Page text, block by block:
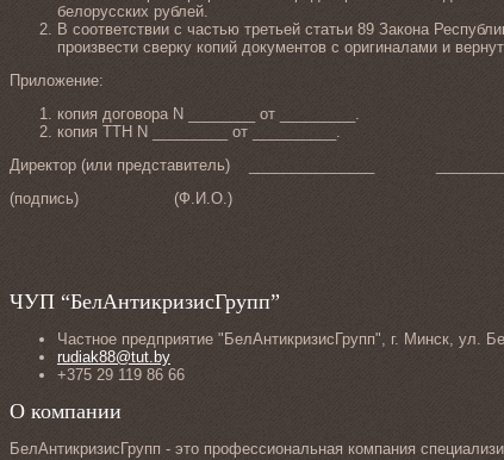
белорусских рублей.
В соответствии с частью третьей статьи 89 Закона
произвести сверку копий документов с оригиналами и
Приложение:
копия договора N ________ от _________.
копия ТТН N _________ от __________.
Директор (или представитель) _______________
(подпись) (Ф.И.О.)
ЧУП “БелАнтикризисГрупп”
Частное предприятие "БелАнтикризисГрупп", г. Минск, ул.
rudiak88@tut.by
+375 29 119 86 66
О компании
БелАнтикризисГрупп - это профессиональная компания